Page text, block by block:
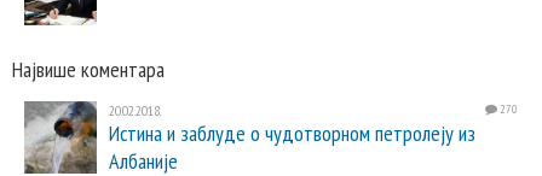
Највише коментара
20.02.2018. 270
Истина и заблуде о чудотворном петролеју из
Албаније